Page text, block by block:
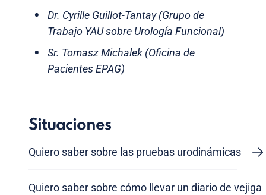
Dr. Cyrille Guillot-Tantay (Grupo de
Trabajo YAU sobre Urología Funcional)
Sr. Tomasz Michalek (Oficina de
Pacientes EPAG)
Situaciones
Quiero saber sobre las pruebas urodinámicas
Quiero saber sobre cómo llevar un diario de vejiga